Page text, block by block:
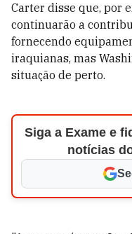
Carter disse que, por
continuarão a
fornecendo
iraquianas, mas
situação de perto.
Siga a Exame e
notícias